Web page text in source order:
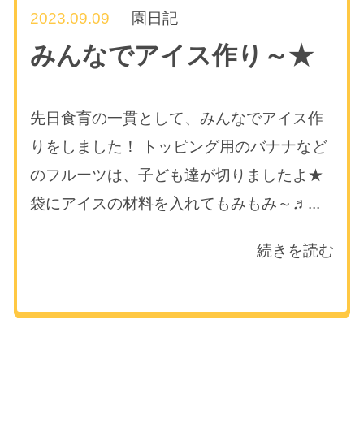
2023.09.09 園日記
みんなでアイス作り～★
先日食育の一貫として、みんなでアイス作
りをしました！ トッピング用のバナナなど
のフルーツは、子ども達が切りましたよ★
袋にアイスの材料を入れてもみもみ～♬...
続きを読む